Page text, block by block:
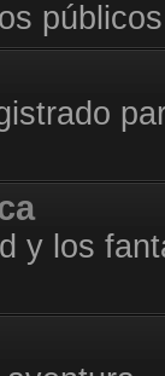
y los